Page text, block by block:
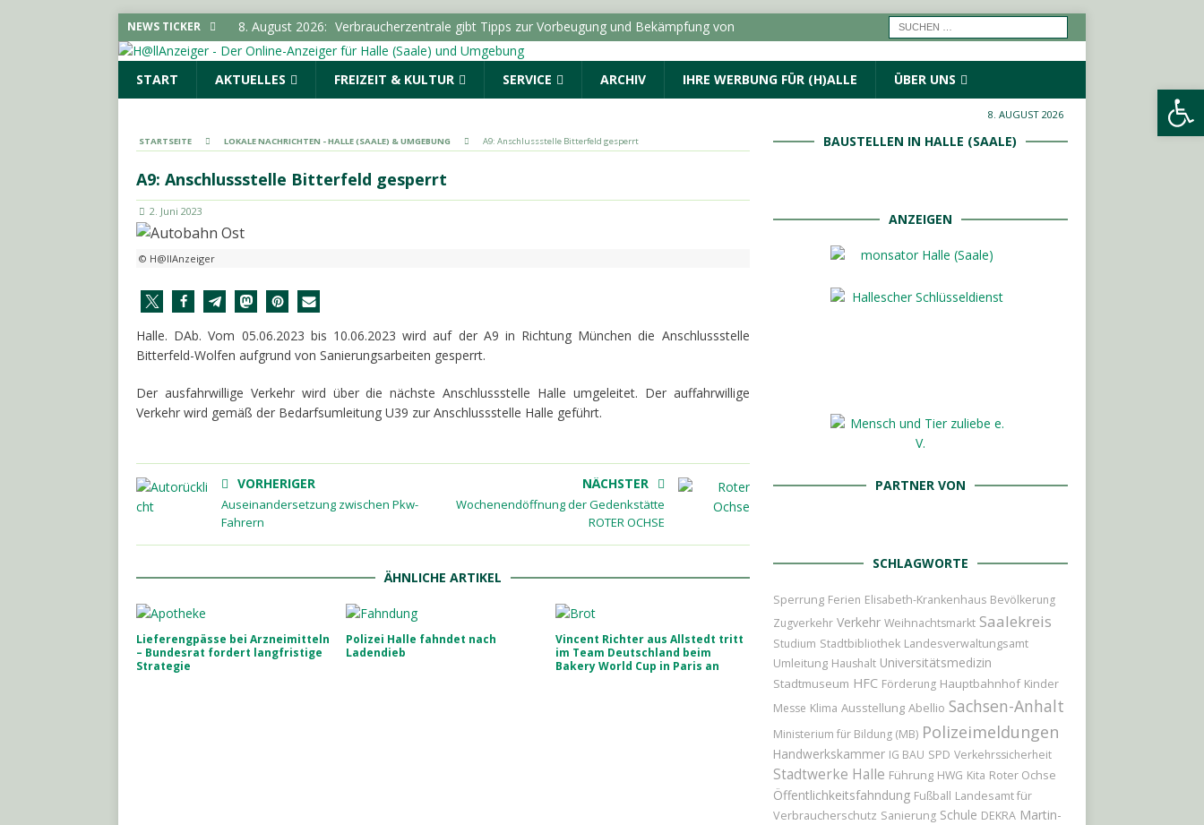
Werkzeugleiste öffnen
NEWS TICKER 8. August 2026: Polizeimeldungen vom Samstag, 08.08.2026
POLIZEIMELDUNGEN
8. August 2026: Über 24.000 Euro flossen in Sachsen-Anhalt im Jahr 2024 pro Kopf in
den Konsum
SACHSEN-ANHALT INFO
LOKALE NACHRICHTEN - HALLE (SAALE) &
7. August 2026: Pkw-Kontrolle führt zu Durchsuchung und Festnahmen
8. August 2026:
START AKTUELLES FREIZEIT & KULTUR SERVICE ARCHIV IHRE WERBUNG FÜR (H)ALLE ÜBER UNS
8. AUGUST 2026
STARTSEITE LOKALE NACHRICHTEN - HALLE (SAALE) & UMGEBUNG A9: Anschlussstelle Bitterfeld gesperrt
A9: Anschlussstelle Bitterfeld gesperrt
2. Juni 2023
© H@llAnzeiger
Halle. DAb. Vom 05.06.2023 bis 10.06.2023 wird auf der A9 in Richtung München die Anschlussstelle
Bitterfeld-Wolfen aufgrund von Sanierungsarbeiten gesperrt.
Der ausfahrwillige Verkehr wird über die nächste Anschlussstelle Halle umgeleitet. Der auffahrwillige
Verkehr wird gemäß der Bedarfsumleitung U39 zur Anschlussstelle Halle geführt.
VORHERIGER
Auseinandersetzung zwischen Pkw-
Fahrern
NÄCHSTER
Wochenendöffnung der Gedenkstätte
ROTER OCHSE
ÄHNLICHE ARTIKEL
Lieferengpässe bei Arzneimitteln
– Bundesrat fordert langfristige
Strategie
Polizei Halle fahndet nach
Ladendieb
Vincent Richter aus Allstedt tritt
im Team Deutschland beim
Bakery World Cup in Paris an
BAUSTELLEN IN HALLE (SAALE)
ANZEIGEN
PARTNER VON
SCHLAGWORTE
Sperrung Ferien Elisabeth-Krankenhaus Bevölkerung
Zugverkehr Verkehr Weihnachtsmarkt Saalekreis
Studium Stadtbibliothek Landesverwaltungsamt
Umleitung Haushalt Universitätsmedizin
Stadtmuseum HFC Förderung Hauptbahnhof Kinder
Messe Klima Ausstellung Abellio Sachsen-Anhalt
Ministerium für Bildung (MB) Polizeimeldungen
Handwerkskammer IG BAU SPD Verkehrssicherheit
Stadtwerke Halle Führung HWG Kita Roter Ochse
Öffentlichkeitsfahndung Fußball Landesamt für
Verbraucherschutz Sanierung Schule DEKRA Martin-